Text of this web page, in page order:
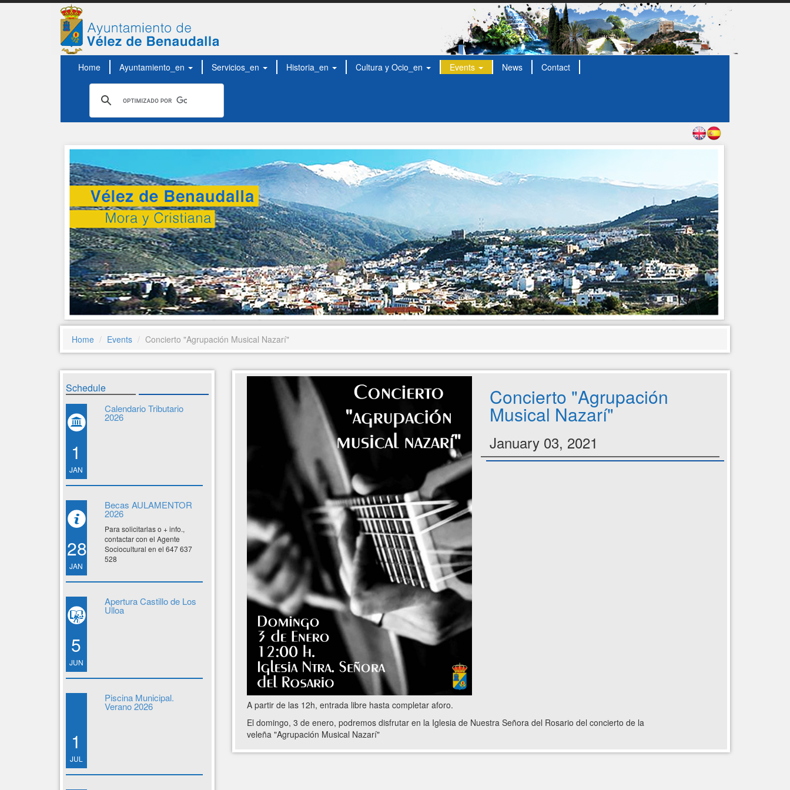
Home Ayuntamiento_en Servicios_en Historia_en Cultura y Ocio_en Events News Contact
Home Events Concierto "Agrupación Musical Nazarí"
Schedule
1
JAN
Calendario Tributario
2026
28
JAN
Becas AULAMENTOR
2026
Para solicitarlas o + info.,
contactar con el Agente
Sociocultural en el 647 637
528
5
JUN
Apertura Castillo de Los
Ulloa
1
JUL
Piscina Municipal.
Verano 2026
Concierto "Agrupación
Musical Nazarí"
January 03, 2021
A partir de las 12h, entrada libre hasta completar aforo.
El domingo, 3 de enero, podremos disfrutar en la Iglesia de Nuestra Señora del Rosario del concierto de la
veleña "Agrupación Musical Nazarí"